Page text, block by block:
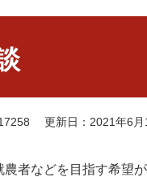
検
更新日：2021年6
者などを目指す希望